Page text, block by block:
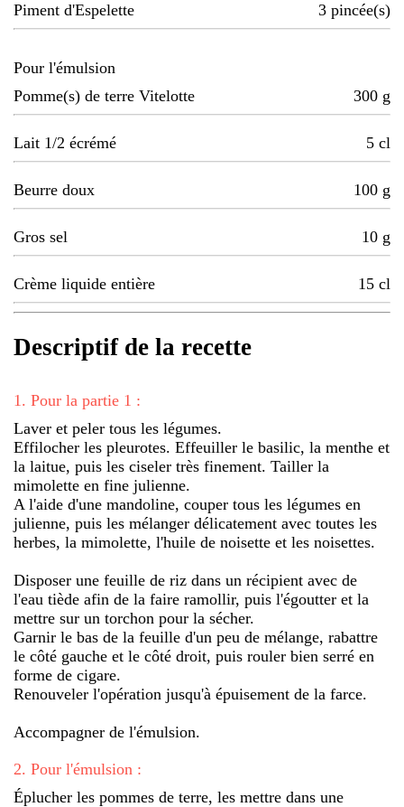
Piment d'Espelette 3 pincée(s)
Pour l'émulsion
Pomme(s) de terre Vitelotte
300 g
Lait 1/2 écrémé 5 cl
Beurre doux 100 g
Gros sel 10 g
Crème liquide entière 15 cl
Descriptif de la recette
1 . Pour la partie 1 :
Laver et peler tous les légumes.
Effilocher les pleurotes. Effeuiller le basilic, la menthe et
la laitue, puis les ciseler très finement. Tailler la
mimolette en fine julienne.
A l'aide d'une mandoline, couper tous les légumes en
julienne, puis les mélanger délicatement avec toutes les
herbes, la mimolette, l'huile de noisette et les noisettes.
Disposer une feuille de riz dans un récipient avec de
l'eau tiède afin de la faire ramollir, puis l'égoutter et la
mettre sur un torchon pour la sécher.
Garnir le bas de la feuille d'un peu de mélange, rabattre
le côté gauche et le côté droit, puis rouler bien serré en
forme de cigare.
Renouveler l'opération jusqu'à épuisement de la farce.
Accompagner de l'émulsion.
2. Pour l'émulsion :
Éplucher les pommes de terre, les mettre dans une